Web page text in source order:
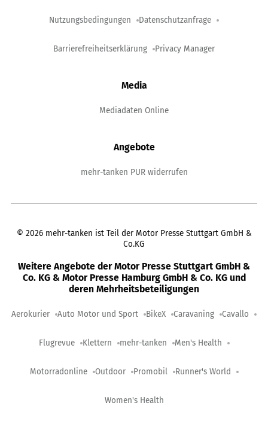
Nutzungsbedingungen Datenschutzanfrage
Barrierefreiheitserklärung Privacy Manager
Media
Mediadaten Online
Angebote
mehr-tanken PUR widerrufen
© 2026 mehr-tanken ist Teil der Motor Presse Stuttgart GmbH &
Co.KG
Weitere Angebote der Motor Presse Stuttgart GmbH &
Co. KG & Motor Presse Hamburg GmbH & Co. KG und
deren Mehrheitsbeteiligungen
Aerokurier Auto Motor und Sport BikeX Caravaning Cavallo
Flugrevue Klettern mehr-tanken Men's Health
Motorradonline Outdoor Promobil Runner's World
Women's Health